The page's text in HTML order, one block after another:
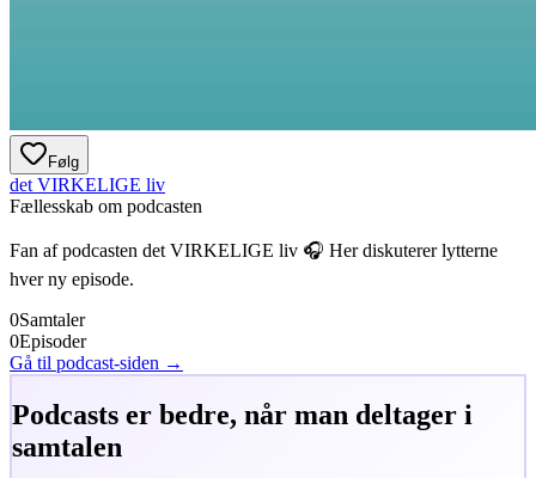
Følg
det VIRKELIGE liv
Fællesskab om podcasten
Fan af podcasten det VIRKELIGE liv 🎧 Her diskuterer lytterne
hver ny episode.
0Samtaler
0Episoder
Gå til podcast-siden →
Podcasts er bedre, når man deltager i
samtalen